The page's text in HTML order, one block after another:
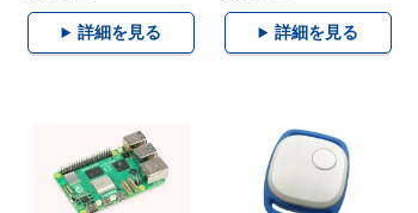
詳細を見る 詳細を見る